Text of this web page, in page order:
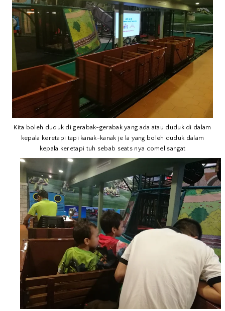
Kita boleh duduk di gerabak-gerabak yang ada atau duduk di dalam
kepala keretapi tapi kanak-kanak je la yang boleh duduk dalam
kepala keretapi tuh sebab seats nya comel sangat